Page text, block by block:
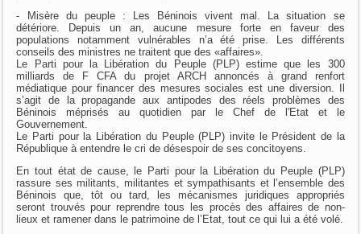
- Misère du peuple : Les Béninois vivent mal. La situation se
détériore. Depuis un an, aucune mesure forte en faveur des
populations notamment vulnérables n’a été prise. Les différents
conseils des ministres ne traitent que des «affaires».
Le Parti pour la Libération du Peuple (PLP) estime que les 300
milliards de F CFA du projet ARCH annoncés à grand renfort
médiatique pour financer des mesures sociales est une diversion. Il
s’agit de la propagande aux antipodes des réels problèmes des
Béninois méprisés au quotidien par le Chef de l'Etat et le
Gouvernement.
Le Parti pour la Libération du Peuple (PLP) invite le Président de la
République à entendre le cri de désespoir de ses concitoyens.
En tout état de cause, le Parti pour la Libération du Peuple (PLP)
rassure ses militants, militantes et sympathisants et l’ensemble des
Béninois que, tôt ou tard, les mécanismes juridiques appropriés
seront trouvés pour reprendre tous les procès des affaires de non-
lieux et ramener dans le patrimoine de l’Etat, tout ce qui lui a été volé.